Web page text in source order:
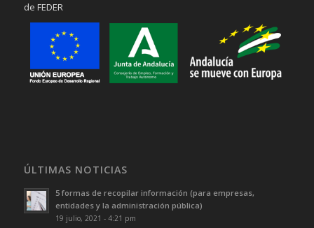
de FEDER
ÚLTIMAS NOTICIAS
5 formas de recopilar información (para empresas,
entidades y la administración pública)
19 julio, 2021 - 4:21 pm